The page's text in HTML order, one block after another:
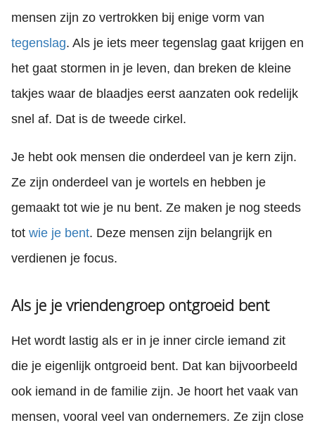
mensen zijn zo vertrokken bij enige vorm van
tegenslag. Als je iets meer tegenslag gaat krijgen en
het gaat stormen in je leven, dan breken de kleine
takjes waar de blaadjes eerst aanzaten ook redelijk
snel af. Dat is de tweede cirkel.
Je hebt ook mensen die onderdeel van je kern zijn.
Ze zijn onderdeel van je wortels en hebben je
gemaakt tot wie je nu bent. Ze maken je nog steeds
tot wie je bent. Deze mensen zijn belangrijk en
verdienen je focus.
Als je je vriendengroep ontgroeid bent
Het wordt lastig als er in je inner circle iemand zit
die je eigenlijk ontgroeid bent. Dat kan bijvoorbeeld
ook iemand in de familie zijn. Je hoort het vaak van
mensen, vooral veel van ondernemers. Ze zijn close